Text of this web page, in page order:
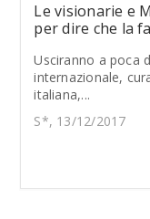
Le visionarie e
per dire che la
Usciranno a poca
internazionale,
italiana,...
S*, 13/12/2017